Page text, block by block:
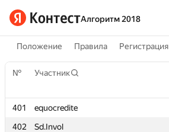
Алгоритм 2018
Положение Правила Регистрация
№ Участник
401 equocredite
402
Sd.Invol
№ Участник
401 equocredite
402
Sd.Invol